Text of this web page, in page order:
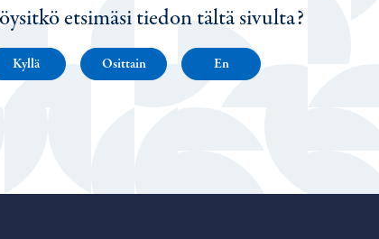
etsimäsi tiedon tältä sivulta?
Kyllä Osittain En